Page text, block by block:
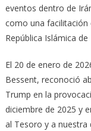
eventos dentro de
como una facilitación
República Islámica de
El 20 de enero de
Bessent, reconoció
Trump en la
diciembre de 2025 y
al Tesoro y a nuestra